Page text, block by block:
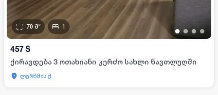
••••
70 მ² 1
457 $
ქირავდება 3 ოთახიანი კერძო სახლი ნავთლუღში
ლერწმის ქ.